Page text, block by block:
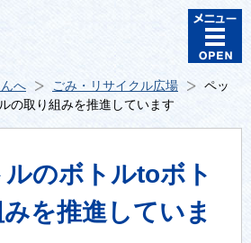
へ ごみ・リサイクル広場
ペッ
の取り組みを推進しています
のボトルtoボト
を推進していま